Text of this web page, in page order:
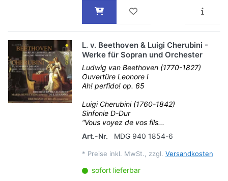
L. v. Beethoven & Luigi Cherubini -
Werke für Sopran und Orchester
Ludwig van Beethoven (1770-1827)
Ouvertüre Leonore I
Ah! perfido! op. 65
Luigi Cherubini (1760-1842)
Sinfonie D-Dur
“Vous voyez de vos fils...
Art.-Nr.
MDG 940 1854-6
* Preise inkl. MwSt., zzgl. Versandkosten
sofort lieferbar